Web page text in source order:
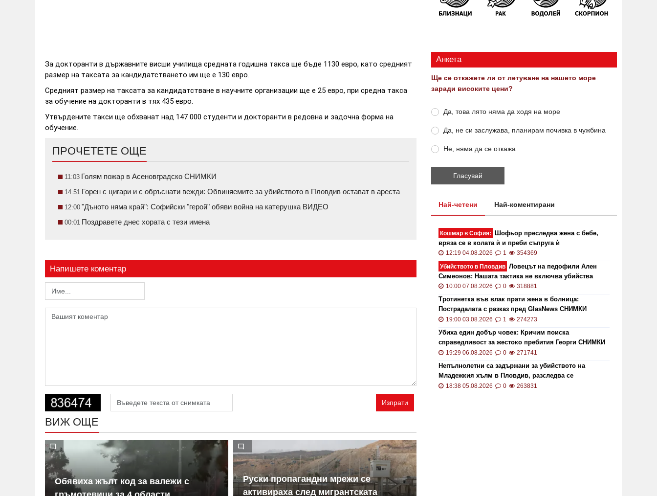
За докторанти в държавните висши училища средната годишна такса ще бъде 1130 евро, като средният
размер на таксата за кандидатстването им ще е 130 евро.
Средният размер на таксата за кандидатстване в научните организации ще е 25 евро, при средна такса
за обучение на докторанти в тях 435 евро.
Утвърдените такси ще обхванат над 147 000 студенти и докторанти в редовна и задочна форма на
обучение.
ПРОЧЕТЕТЕ ОЩЕ
11:03 Голям пожар в Асеновградско СНИМКИ
14:51 Горен с цигари и с обръснати вежди: Обвиняемите за убийството в Пловдив остават в ареста
12:00 "Дъното няма край": Софийски "герой" обяви война на катерушка ВИДЕО
00:01 Поздравете днес хората с тези имена
Напишете коментар
Изпрати
ВИЖ ОЩЕ
Обявиха жълт код за валежи с
Руски пропагандни мрежи се
активираха след мигрантската
Анкета
Ще се откажете ли от летуване на нашето море
заради високите цени?
Да, това лято няма да ходя на море
Да, не си заслужава, планирам почивка в чужбина
Не, няма да се откажа
Най-четени Най-коментирани
Кошмар в София:
Шофьор преследва жена с бебе,
вряза се в колата ѝ и преби съпруга ѝ
12:19 04.08.2026 1
354369
Убийството в Пловдив Ловецът на педофили Ален
Симеонов: Нашата тактика не включва убийства
10:00 07.08.2026 0 318881
Тротинетка във влак прати жена в болница:
Пострадалата с разказ пред GlasNews СНИМКИ
19:00 03.08.2026 1 274273
Убиха един добър човек: Кричим поиска
справедливост за жестоко пребития Георги СНИМКИ
и ВИДЕО
19:29 06.08.2026 0 271741
Непълнолетни са задържани за убийството на
Младежкия хълм в Пловдив, разследва се
хомофобски мотив
18:38 05.08.2026 0 263831